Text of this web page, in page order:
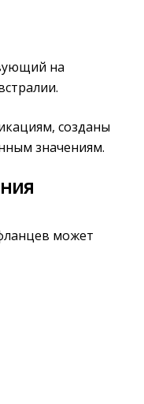
на
созданы
значениям.
может